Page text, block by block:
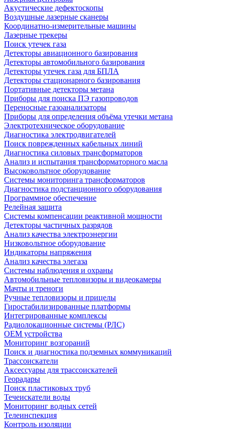
Акустические дефектоскопы
Воздушные лазерные сканеры
Координатно-измерительные машины
Лазерные трекеры
Поиск утечек газа
Детекторы авиационного базирования
Детекторы автомобильного базирования
Детекторы утечек газа для БПЛА
Детекторы стационарного базирования
Портативные детекторы метана
Приборы для поиска ПЭ газопроводов
Переносные газоанализаторы
Приборы для определения объёма утечки метана
Электротехническое оборудование
Диагностика электродвигателей
Поиск поврежденных кабельных линий
Диагностика силовых трансформаторов
Анализ и испытания трансформаторного масла
Высоковольтное оборудование
Системы мониторинга трансформаторов
Диагностика подстанционного оборудования
Программное обеспечение
Релейная защита
Системы компенсации реактивной мощности
Детекторы частичных разрядов
Анализ качества электроэнергии
Низковольтное оборудование
Индикаторы напряжения
Анализ качества элегаза
Системы наблюдения и охраны
Автомобильные тепловизоры и видеокамеры
Мачты и треноги
Ручные тепловизоры и прицелы
Гиростабилизированные платформы
Интегрированные комплексы
Радиолокационные системы (РЛС)
OEM устройства
Мониторинг возгораний
Поиск и диагностика подземных коммуникаций
Трассоискатели
Аксессуары для трассоискателей
Георадары
Поиск пластиковых труб
Течеискатели воды
Мониторинг водных сетей
Телеинспекция
Контроль изоляции